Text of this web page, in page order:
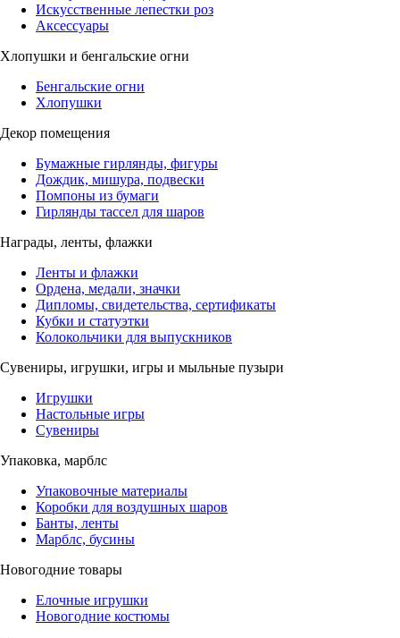
Искусственные лепестки роз
Аксессуары
Хлопушки и бенгальские огни
Бенгальские огни
Хлопушки
Декор помещения
Бумажные гирлянды, фигуры
Дождик, мишура, подвески
Помпоны из бумаги
Гирлянды тассел для шаров
Награды, ленты, флажки
Ленты и флажки
Ордена, медали, значки
Дипломы, свидетельства, сертификаты
Кубки и статуэтки
Колокольчики для выпускников
Сувениры, игрушки, игры и мыльные пузыри
Игрушки
Настольные игры
Сувениры
Упаковка, марблс
Упаковочные материалы
Коробки для воздушных шаров
Банты, ленты
Марблс, бусины
Новогодние товары
Елочные игрушки
Новогодние костюмы